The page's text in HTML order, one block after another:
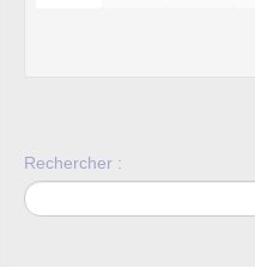
Rechercher :